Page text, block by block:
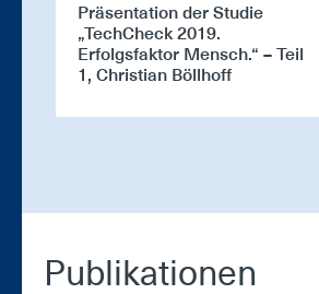
Präsentation der Studie
„TechCheck 2019.
Erfolgsfaktor Mensch.“ – Teil
1, Christian Böllhoff
Pu­bli­ka­tio­nen